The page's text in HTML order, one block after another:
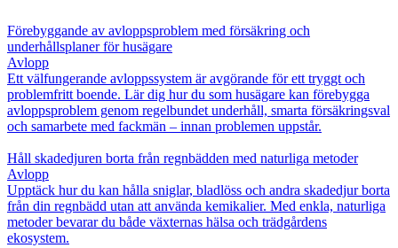
Förebyggande av avloppsproblem med försäkring och
underhållsplaner för husägare
Avlopp
Ett välfungerande avloppssystem är avgörande för ett tryggt och
problemfritt boende. Lär dig hur du som husägare kan förebygga
avloppsproblem genom regelbundet underhåll, smarta försäkringsval
och samarbete med fackmän – innan problemen uppstår.
Håll skadedjuren borta från regnbädden med naturliga metoder
Avlopp
Upptäck hur du kan hålla sniglar, bladlöss och andra skadedjur borta
från din regnbädd utan att använda kemikalier. Med enkla, naturliga
metoder bevarar du både växternas hälsa och trädgårdens
ekosystem.